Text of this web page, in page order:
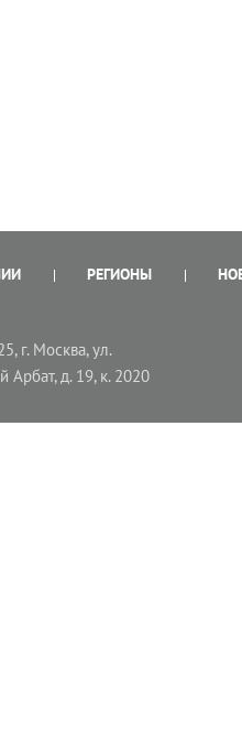
РЕГИОНЫ
г. Москва, ул.
Арбат, д. 19, к. 2020